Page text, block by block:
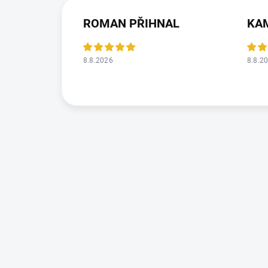
ROMAN PŘIHNAL
8.8.2026